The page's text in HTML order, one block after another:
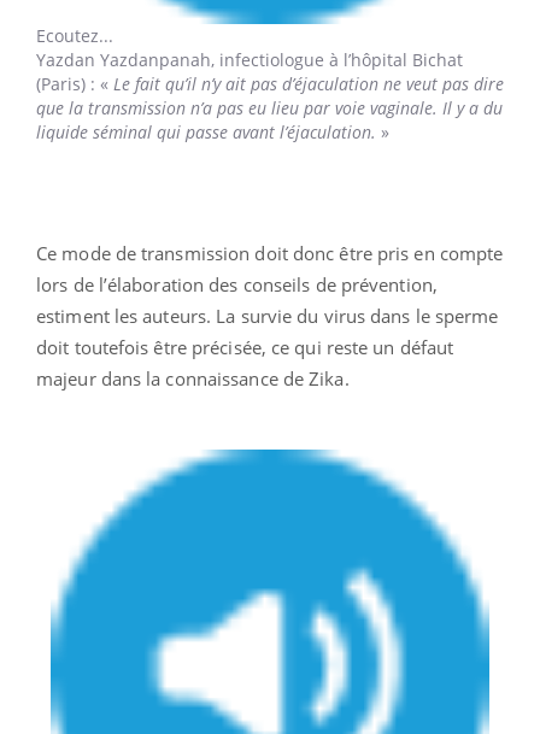
Ecoutez...
Yazdan Yazdanpanah, infectiologue à l’hôpital Bichat
(Paris) : « Le fait qu’il n’y ait pas d’éjaculation ne veut pas dire
que la transmission n’a pas eu lieu par voie vaginale. Il y a du
liquide séminal qui passe avant l’éjaculation. »
Ce mode de transmission doit donc être pris en compte
lors de l’élaboration des conseils de prévention,
estiment les auteurs. La survie du virus dans le sperme
doit toutefois être précisée, ce qui reste un défaut
majeur dans la connaissance de Zika.